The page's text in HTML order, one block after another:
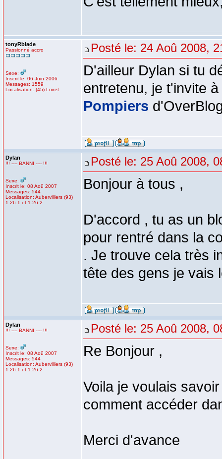
tonyRblade
Passionné accro
Sexe:
Inscrit le: 06 Juin 2006
Messages: 1559
Localisation: (45) Loiret
Posté le: 24 Aoû 2008,
D'ailleur Dylan si tu
entretenu, je t'invite
Pompiers
Dylan
!!! ---- BANNI ---- !!!
Sexe:
Inscrit le: 08 Aoû 2007
Messages: 544
Localisation: Aubervilliers (93)
1.26.1 et 1.26.2
Posté le: 25 Aoû 2008,
Bonjour à tous ,
D'accord , tu as un
pour rentré dans la
. Je trouve cela très
tête des gens je vais
Dylan
!!! ---- BANNI ---- !!!
Sexe:
Inscrit le: 08 Aoû 2007
Messages: 544
Localisation: Aubervilliers (93)
1.26.1 et 1.26.2
Posté le: 25 Aoû 2008,
Re Bonjour ,
Voila je voulais
comment accéder
Merci d'avance